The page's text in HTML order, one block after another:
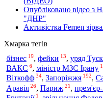
Опубліковано відео з
"ДНР"
Активістка Femen
Хмарка тегів
бізнес 19, фейки 13, уряд
ВАКС 6, міністр МЗС Ірану 1
Віткофф 34, Запоріжжя 192,
Аравія 26, Париж 21 , прем'єр-
1